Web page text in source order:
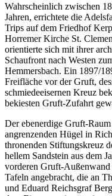
Wahrscheinlich zwischen
Jahren, errichtete die
Trips auf dem Friedhof
Horremer Kirche St.
orientierte sich mit ihrer
Schaufront nach Westen
Hemmersbach. Ein 1897/
Freifläche vor der Gruft,
schmiedeeisernen Kreuz
bekiesten Gruft-Zufahrt
Der ebenerdige Gruft-
angrenzenden Hügel in
thronenden Stiftungskreuz
hellem Sandstein aus dem
vorderen Gruft-
Tafeln angebracht, die an
und Eduard Reichsgraf